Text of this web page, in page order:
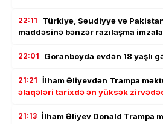
22:11
Türkiyə, Səudiyyə və
maddəsinə bənzər razılaşma
22:01 Goranboyda evdən 18 yaşlı
21:21 İlham Əliyevdən Trampa
əlaqələri tarixdə ən yüksək
21:13 İlham Əliyev Donald Trampa